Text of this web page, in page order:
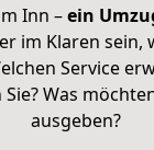
Inn –ein
im Klaren sein,
Service
Was
ausgeben?